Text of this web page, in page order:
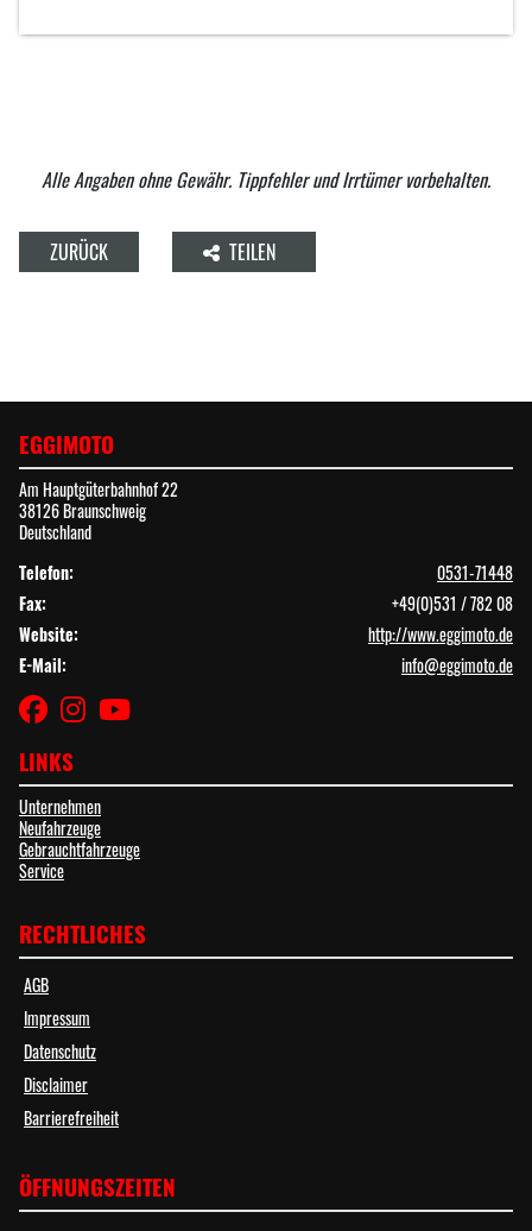
Alle Angaben ohne Gewähr. Tippfehler und Irrtümer vorbehalten.
ZURÜCK TEILEN
EGGIMOTO
Am Hauptgüterbahnhof 22
38126 Braunschweig
Deutschland
Telefon:
0531-71448
Fax:
+49(0)531 / 782 08
Website:
http://www.eggimoto.de
E-Mail:
info@eggimoto.de
LINKS
Unternehmen
Neufahrzeuge
Gebrauchtfahrzeuge
Service
RECHTLICHES
AGB
Impressum
Datenschutz
Disclaimer
Barrierefreiheit
ÖFFNUNGSZEITEN